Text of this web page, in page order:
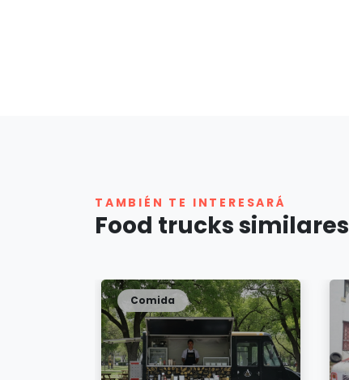
TAMBIÉN TE INTERESARÁ
Food trucks similares
Comida